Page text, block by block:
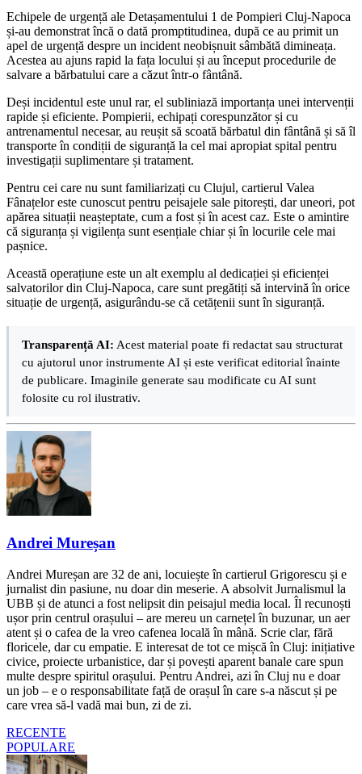
Echipele de urgență ale Detașamentului 1 de Pompieri Cluj-Napoca
și-au demonstrat încă o dată promptitudinea, după ce au primit un
apel de urgență despre un incident neobișnuit sâmbătă dimineața.
Acestea au ajuns rapid la fața locului și au început procedurile de
salvare a bărbatului care a căzut într-o fântână.
Deși incidentul este unul rar, el subliniază importanța unei intervenții
rapide și eficiente. Pompierii, echipați corespunzător și cu
antrenamentul necesar, au reușit să scoată bărbatul din fântână și să îl
transporte în condiții de siguranță la cel mai apropiat spital pentru
investigații suplimentare și tratament.
Pentru cei care nu sunt familiarizați cu Clujul, cartierul Valea
Fânațelor este cunoscut pentru peisajele sale pitorești, dar uneori, pot
apărea situații neașteptate, cum a fost și în acest caz. Este o amintire
că siguranța și vigilența sunt esențiale chiar și în locurile cele mai
pașnice.
Această operațiune este un alt exemplu al dedicației și eficienței
salvatorilor din Cluj-Napoca, care sunt pregătiți să intervină în orice
situație de urgență, asigurându-se că cetățenii sunt în siguranță.
Transparență AI: Acest material poate fi redactat sau structurat
cu ajutorul unor instrumente AI și este verificat editorial înainte
de publicare. Imaginile generate sau modificate cu AI sunt
folosite cu rol ilustrativ.
Andrei Mureșan
Andrei Mureșan are 32 de ani, locuiește în cartierul Grigorescu și e
jurnalist din pasiune, nu doar din meserie. A absolvit Jurnalismul la
UBB și de atunci a fost nelipsit din peisajul media local. Îl recunoști
ușor prin centrul orașului – are mereu un carnețel în buzunar, un aer
atent și o cafea de la vreo cafenea locală în mână. Scrie clar, fără
floricele, dar cu empatie. E interesat de tot ce mișcă în Cluj: inițiative
civice, proiecte urbanistice, dar și povești aparent banale care spun
multe despre spiritul orașului. Pentru Andrei, azi în Cluj nu e doar
un job – e o responsabilitate față de orașul în care s-a născut și pe
care vrea să-l vadă mai bun, zi de zi.
RECENTE
POPULARE